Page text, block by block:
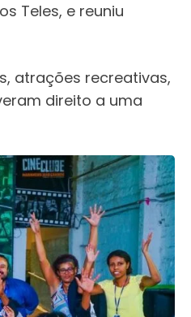
Teles, e reuniu
atrações recreativas,
direito a uma